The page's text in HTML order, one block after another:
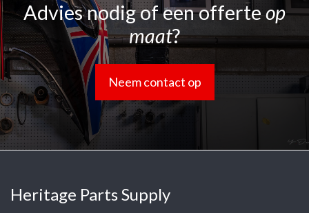
Advies nodig of een offerteop
maat?
Neem contact op
Heritage Parts Supply